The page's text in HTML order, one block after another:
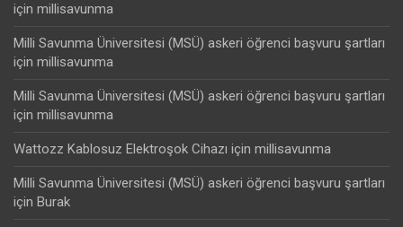
için millisavunma
Milli Savunma Üniversitesi (MSÜ) askeri öğrenci başvuru şartları
için millisavunma
Milli Savunma Üniversitesi (MSÜ) askeri öğrenci başvuru şartları
için millisavunma
Wattozz Kablosuz Elektroşok Cihazı için millisavunma
Milli Savunma Üniversitesi (MSÜ) askeri öğrenci başvuru şartları
için Burak